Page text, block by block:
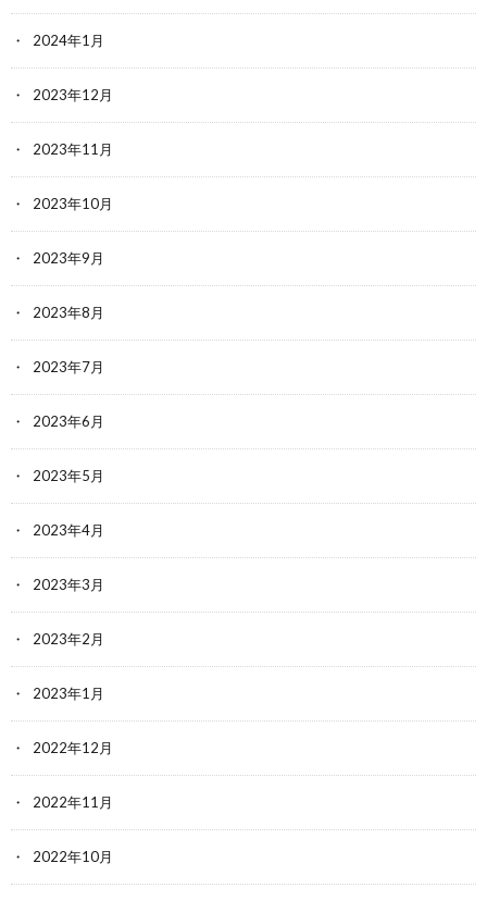
2024年1月
2023年12月
2023年11月
2023年10月
2023年9月
2023年8月
2023年7月
2023年6月
2023年5月
2023年4月
2023年3月
2023年2月
2023年1月
2022年12月
2022年11月
2022年10月